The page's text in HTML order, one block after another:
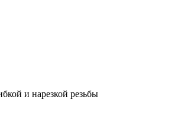
и нарезкой резьбы